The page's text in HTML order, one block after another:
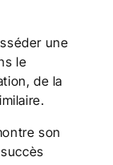
une
le
de la
son